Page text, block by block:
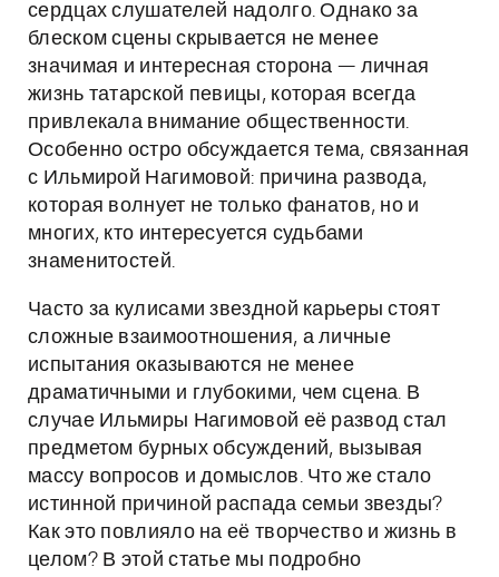
сердцах слушателей надолго. Однако за
блеском сцены скрывается не менее
значимая и интересная сторона — личная
жизнь татарской певицы, которая всегда
привлекала внимание общественности.
Особенно остро обсуждается тема, связанная
с Ильмирой Нагимовой: причина развода,
которая волнует не только фанатов, но и
многих, кто интересуется судьбами
знаменитостей.
Часто за кулисами звездной карьеры стоят
сложные взаимоотношения, а личные
испытания оказываются не менее
драматичными и глубокими, чем сцена. В
случае Ильмиры Нагимовой её развод стал
предметом бурных обсуждений, вызывая
массу вопросов и домыслов. Что же стало
истинной причиной распада семьи звезды?
Как это повлияло на её творчество и жизнь в
целом? В этой статье мы подробно